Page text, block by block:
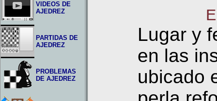
VIDEOS DE
AJEDREZ
PARTIDAS DE
AJEDREZ
PROBLEMAS
DE AJEDREZ
Lugar y
en las
ubicado